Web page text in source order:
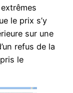
le prix s’y
sur une
refus de la
le